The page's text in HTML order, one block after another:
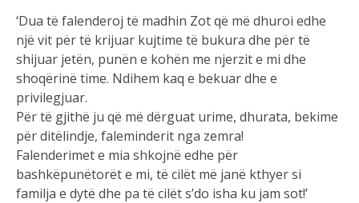
‘Dua të falenderoj të madhin Zot që më dhuroi edhe
një vit për të krijuar kujtime të bukura dhe për të
shijuar jetën, punën e kohën me njerzit e mi dhe
shoqërinë time. Ndihem kaq e bekuar dhe e
privilegjuar.
Për të gjithë ju që më dërguat urime, dhurata, bekime
për ditëlindje, faleminderit nga zemra!
Falenderimet e mia shkojnë edhe për
bashkëpunëtorët e mi, të cilët më janë kthyer si
familja e dytë dhe pa të cilët s’do isha ku jam sot!’